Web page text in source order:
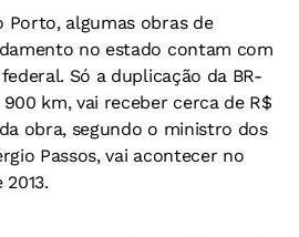
Porto, algumas obras de
no estado contam com
Só a duplicação da BR-
km, vai receber cerca de R$
obra, segundo o ministro dos
Passos, vai acontecer no